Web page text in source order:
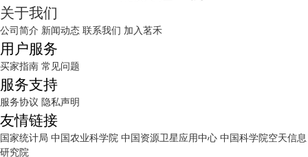
关于我们
公司简介 新闻动态 联系我们 加入茗禾
用户服务
买家指南 常见问题
服务支持
服务协议 隐私声明
友情链接
国家统计局 中国农业科学院 中国资源卫星应用中心 中国科学院空天信息
研究院